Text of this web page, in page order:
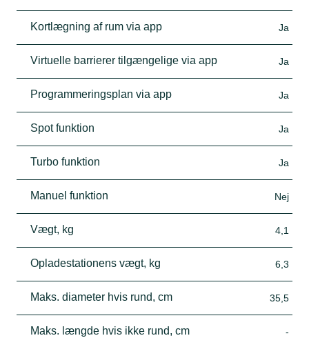
Kortlægning af rum via app Ja
Virtuelle barrierer tilgængelige via app Ja
Programmeringsplan via app Ja
Spot funktion Ja
Turbo funktion Ja
Manuel funktion Nej
Vægt, kg 4,1
Opladestationens vægt, kg 6,3
Maks. diameter hvis rund, cm 35,5
Maks. længde hvis ikke rund, cm -